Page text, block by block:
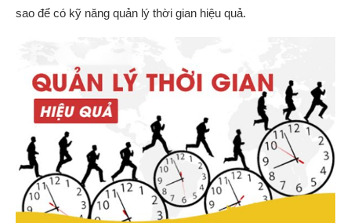
sao để có kỹ năng quản lý thời gian hiệu quả.